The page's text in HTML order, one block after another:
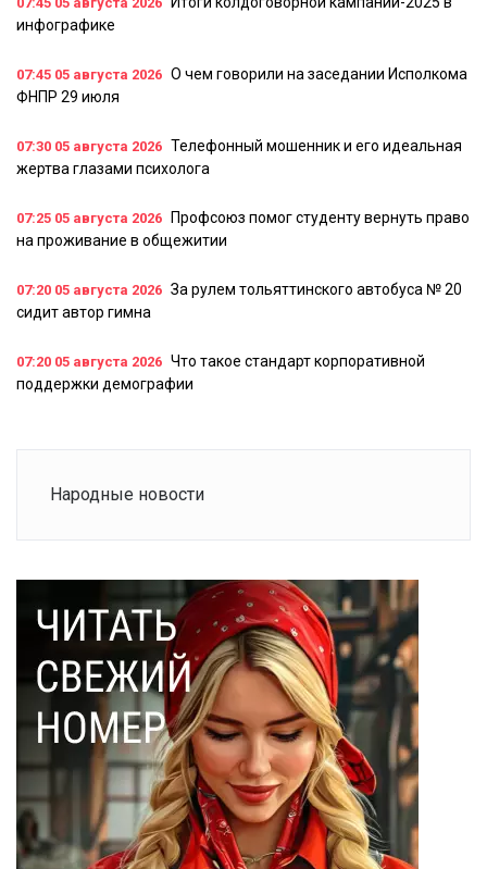
инфографике
07:45 05 августа 2026 О чем говорили на заседании Исполкома
ФНПР 29 июля
07:30 05 августа 2026 Телефонный мошенник и его идеальная
жертва глазами психолога
07:25 05 августа 2026
Профсоюз помог студенту вернуть право
на проживание в общежитии
07:20 05 августа 2026 За рулем тольяттинского автобуса № 20
сидит автор гимна
07:20 05 августа 2026 Что такое стандарт корпоративной
поддержки демографии
Народные новости